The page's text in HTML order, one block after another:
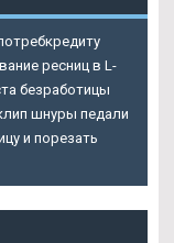
ресниц в L-
безработицы
шнуры педали
и порезать